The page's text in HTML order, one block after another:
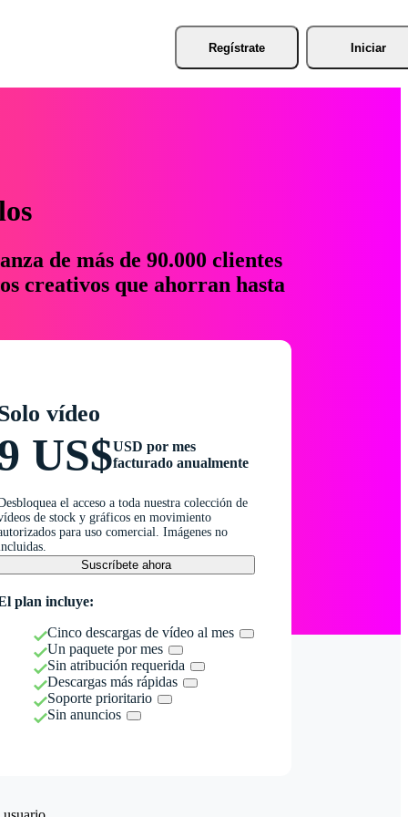
Regístrate Iniciar
de más de 90.000 clientes
creativos que ahorran hasta
vídeo
US$USD por mes
facturado anualmente
el acceso a toda nuestra colección de
de stock y gráficos en movimiento
para uso comercial. Imágenes no
Suscríbete ahora
plan incluye:
Cinco descargas de vídeo al mes
Un paquete por mes
Sin atribución requerida
Descargas más rápidas
Soporte prioritario
Sin anuncios